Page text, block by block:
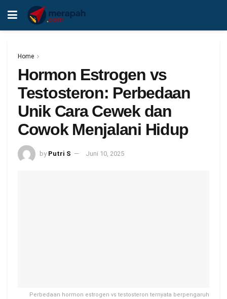
Home
Hormon Estrogen vs
Testosteron: Perbedaan
Unik Cara Cewek dan
Cowok Menjalani Hidup
by Putri S Juni 10, 2025
Perbedaan hormon estrogen vs testosteron ternyata berpengaruh